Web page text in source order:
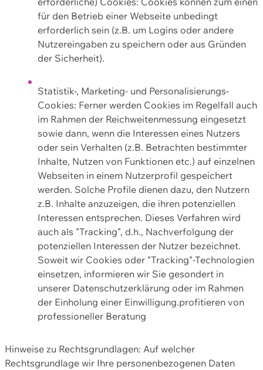
für den Betrieb einer Webseite unbedingt
erforderlich sein (z.B. um Logins oder andere
Nutzereingaben zu speichern oder aus Gründen
der Sicherheit).
Statistik-, Marketing- und Personalisierungs-
Cookies: Ferner werden Cookies im Regelfall auch
im Rahmen der Reichweitenmessung eingesetzt
sowie dann, wenn die Interessen eines Nutzers
oder sein Verhalten (z.B. Betrachten bestimmter
Inhalte, Nutzen von Funktionen etc.) auf einzelnen
Webseiten in einem Nutzerprofil gespeichert
werden. Solche Profile dienen dazu, den Nutzern
z.B. Inhalte anzuzeigen, die ihren potenziellen
Interessen entsprechen. Dieses Verfahren wird
auch als "Tracking", d.h., Nachverfolgung der
potenziellen Interessen der Nutzer bezeichnet.
Soweit wir Cookies oder "Tracking"-Technologien
einsetzen, informieren wir Sie gesondert in
unserer Datenschutzerklärung oder im Rahmen
der Einholung einer Einwilligung.profitieren von
professioneller Beratung
Hinweise zu Rechtsgrundlagen: Auf welcher
Rechtsgrundlage wir Ihre personenbezogenen Daten